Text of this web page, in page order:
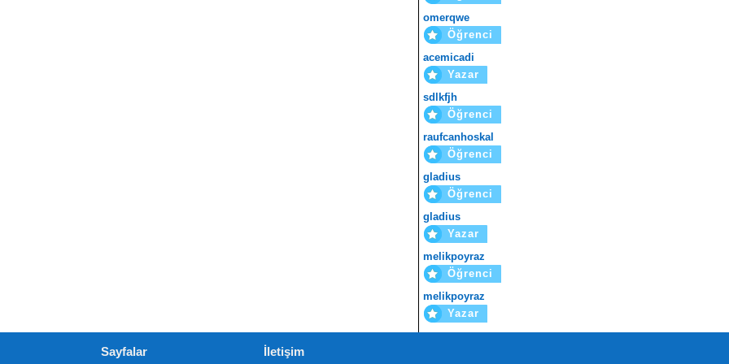
omerqwe
Öğrenci
acemicadi
Yazar
sdlkfjh
Öğrenci
raufcanhoskal
Öğrenci
gladius
Öğrenci
gladius
Yazar
melikpoyraz
Öğrenci
melikpoyraz
Yazar
Sayfalar İletişim